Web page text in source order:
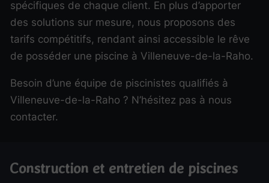
spécifiques de chaque client. En plus d’apporter
des solutions sur mesure, nous proposons des
tarifs compétitifs, rendant ainsi accessible le rêve
de posséder une piscine à Villeneuve-de-la-Raho.
Besoin d’une équipe de piscinistes qualifiés à
Villeneuve-de-la-Raho ? N’hésitez pas à nous
contacter.
Construction et entretien de piscines